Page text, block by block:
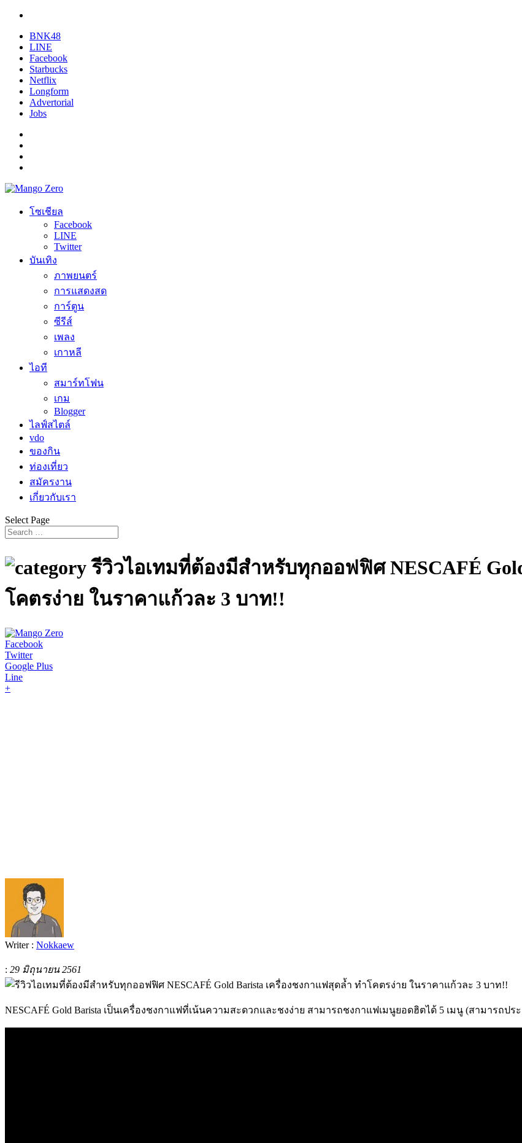
BNK48
LINE
Facebook
Starbucks
Netflix
Longform
Advertorial
Jobs
โซเชียล
Facebook
LINE
Twitter
บันเทิง
ภาพยนตร์
การแสดงสด
การ์ตูน
ซีรีส์
เพลง
เกาหลี
ไอที
สมาร์ทโฟน
เกม
Blogger
ไลฟ์สไตล์
vdo
ของกิน
ท่องเที่ยว
สมัครงาน
เกี่ยวกับเรา
Select Page
รีวิวไอเทมที่ต้องมีสำหรับทุกออฟฟิศ NESCAFÉ
โคตรง่าย ในราคาแก้วละ 3 บาท!!
Facebook
Twitter
Google Plus
Line
+
Writer : Nokkaew
: 29 มิถุนายน 2561
NESCAFÉ Gold Barista เป็นเครื่องชงกาแฟที่เน้นความสะดวกและชงง่าย สามารถชงกาแฟเมนูยอดฮิตได้ 5 เมนู (สามารถปร